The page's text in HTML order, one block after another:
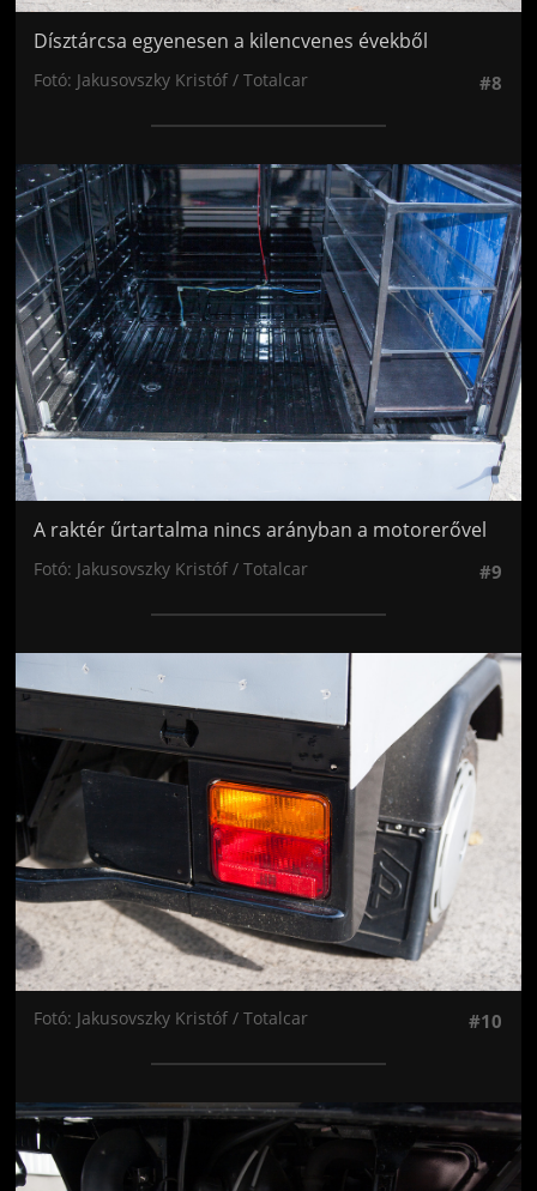
Dísztárcsa egyenesen a kilencvenes évekből
Fotó: Jakusovszky Kristóf / Totalcar #8
Jön még kép!
A raktér űrtartalma nincs arányban a motorerővel
Fotó: Jakusovszky Kristóf / Totalcar #9
Jön még kép!
Fotó: Jakusovszky Kristóf / Totalcar #10
Jön még kép!